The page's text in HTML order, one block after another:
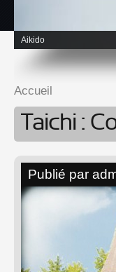
Aikido
Accueil
Taichi :
Publié par